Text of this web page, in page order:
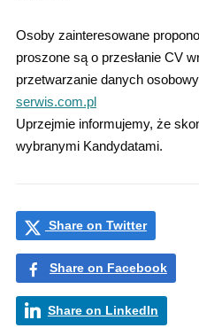
Osoby zainteresowane
proszone są o przesłanie CV
przetwarzanie danych
serwis.com.pl
Uprzejmie informujemy, że
wybranymi Kandydatami.
Share on Twitter
Share on Facebook
Share on LinkedIn